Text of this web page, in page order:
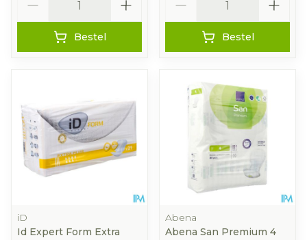
Bestel Bestel
iD
Id Expert Form Extra
Abena
Abena San Premium 4